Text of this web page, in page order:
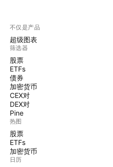
不仅是产品
超级图表
筛选器
股票
ETFs
债券
加密货币
CEX对
DEX对
Pine
热图
股票
ETFs
加密货币
日历